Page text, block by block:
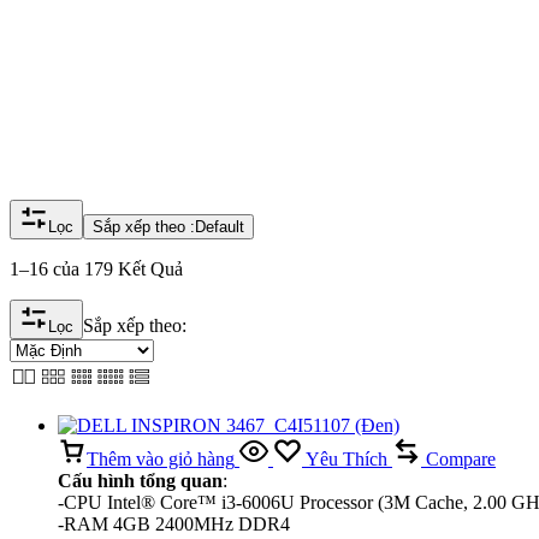
Lọc Sắp xếp theo : Default
1–16 của 179 Kết Quả
Lọc Sắp xếp theo:
Thêm vào giỏ hàng Yêu Thích
Compare
Cấu hình tổng quan:
-CPU Intel® Core™ i3-6006U Processor (3M Cache, 2.00
-RAM 4GB 2400MHz DDR4